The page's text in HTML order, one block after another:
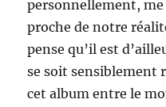
personnellement,
proche de notre
pense qu’il est
se soit sensiblement
cet album entre le